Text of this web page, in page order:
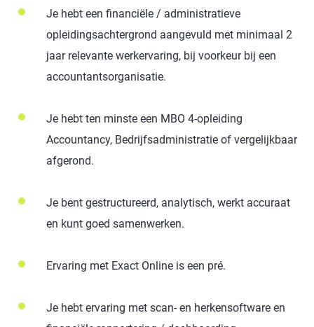
Je hebt een financiële / administratieve
opleidingsachtergrond aangevuld met minimaal 2
jaar relevante werkervaring, bij voorkeur bij een
accountantsorganisatie.
Je hebt ten minste een MBO 4-opleiding
Accountancy, Bedrijfsadministratie of vergelijkbaar
afgerond.
Je bent gestructureerd, analytisch, werkt accuraat
en kunt goed samenwerken.
Ervaring met Exact Online is een pré.
Je hebt ervaring met scan- en herkensoftware en